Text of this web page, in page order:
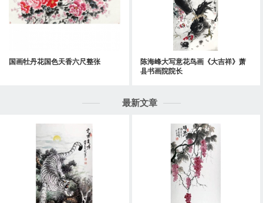
国画牡丹花国色天香六尺整张
陈海峰大写意花鸟画《大吉祥》萧
县书画院院长
最新文章